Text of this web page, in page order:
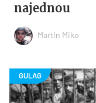
najednou
Martin Miko